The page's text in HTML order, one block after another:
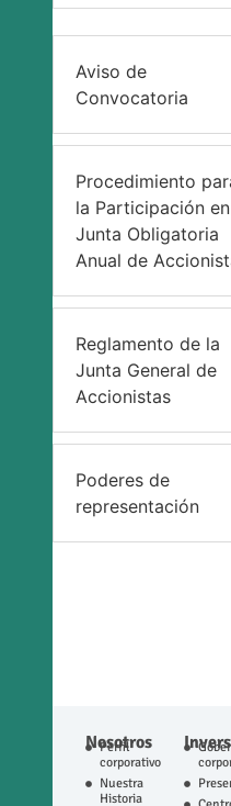
Aviso de
Convocatoria
Procedimiento
la Participación
Junta Obligatoria
Anual de
Reglamento de la
Junta General de
Accionistas
Poderes de
representación
Nosotros
Perfil
corporativo
Nuestra
Historia